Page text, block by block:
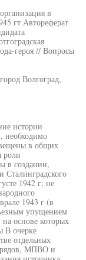
в
гт Автореферат
героя // Вопросы
Волгоград,
истории
необходимо
в общих
роли
в создании,
1942 г; не
1943 г (в
упущением
на основе которых
В очерке
отдельных
МПВО и